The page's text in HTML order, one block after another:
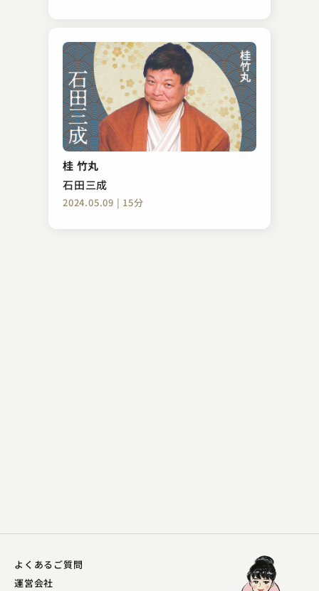
桂 竹丸
石田三成
2024.05.09 | 15分
桂 文雀
悋気の独楽
2023.07.19 | 14分
よくあるご質問
運営会社